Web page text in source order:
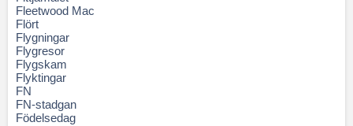
Fleetwood Mac
Flört
Flygningar
Flygresor
Flygskam
Flyktingar
FN
FN-stadgan
Födelsedag